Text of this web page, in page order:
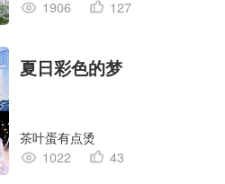
1906
127
夏日彩色的梦
茶叶蛋有点烫
1022
43